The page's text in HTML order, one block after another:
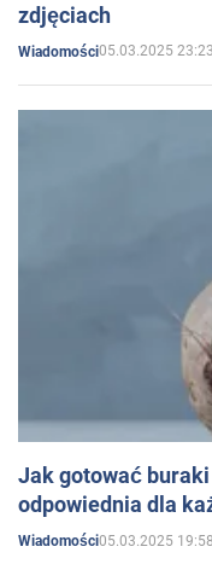
zdjęciach
Wiadomości05.03.2025 23:23
Jak gotować
odpowiednia dla
Wiadomości05.03.2025 19:58